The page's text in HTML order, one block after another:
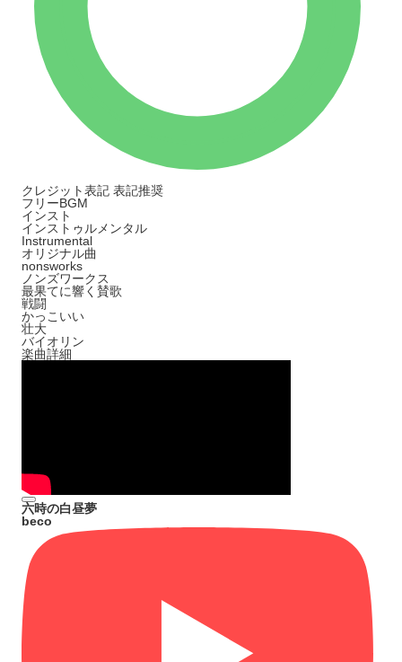
クレジット表記 表記推奨
フリーBGM
インスト
インストゥルメンタル
Instrumental
オリジナル曲
nonsworks
ノンズワークス
最果てに響く賛歌
戦闘
かっこいい
壮大
バイオリン
楽曲詳細
六時の白昼夢
beco